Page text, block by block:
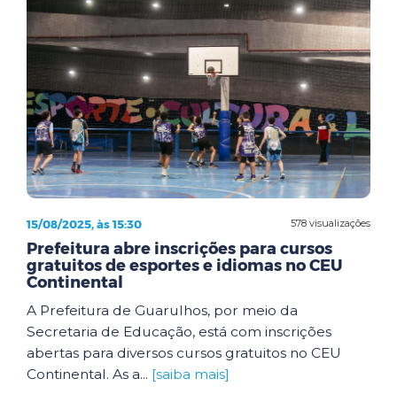
578 visualizações
15/08/2025, às 15:30
Prefeitura abre inscrições para cursos
gratuitos de esportes e idiomas no CEU
Continental
A Prefeitura de Guarulhos, por meio da
Secretaria de Educação, está com inscrições
abertas para diversos cursos gratuitos no CEU
Continental. As a... [saiba mais]